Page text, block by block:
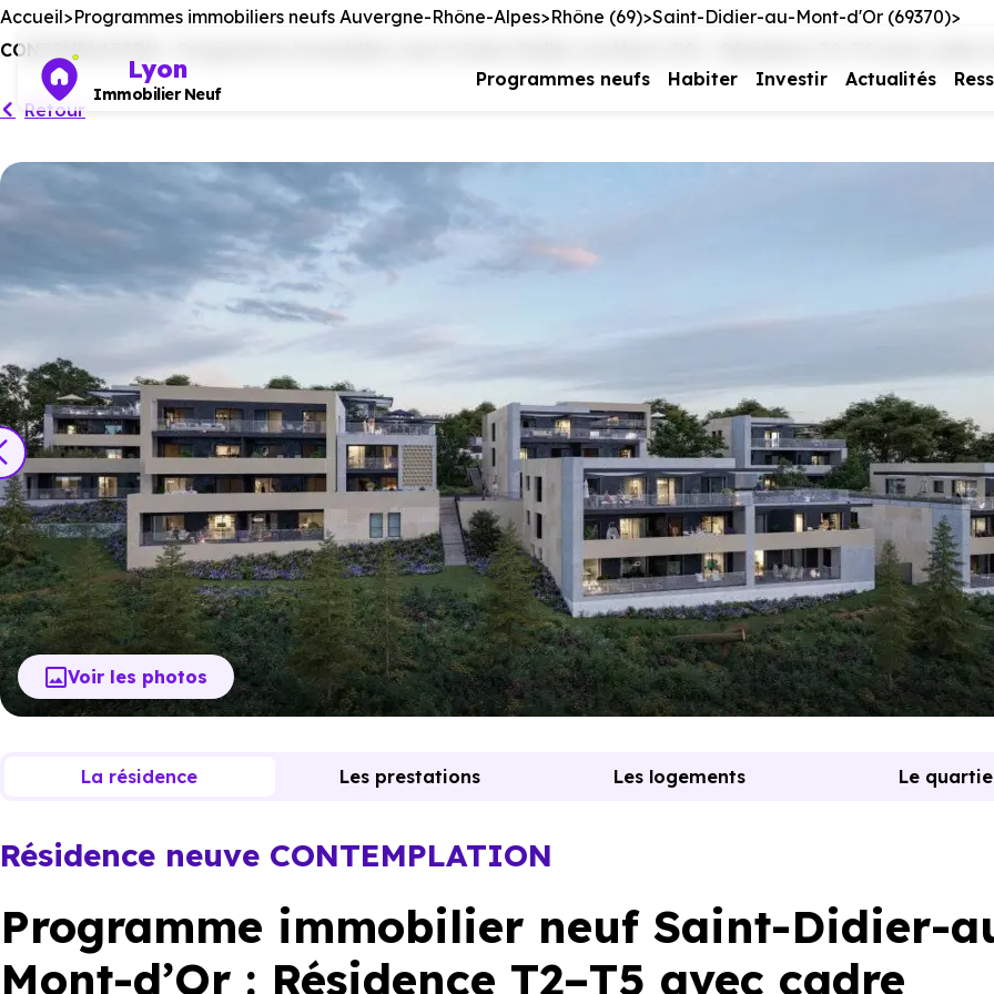
Lyon
Immobilier Neuf
Programmes neufs Habiter Investir Actualités
Accueil Programmes immobiliers neufs Auvergne-Rhône-Alpes Rhône (69) Saint-Didier-au-Mont-d'Or (69370)
CONTEMPLATION - Programme immobilier neuf à Saint-Didier-au-Mont-d’Or : Résidence T2–T5 avec
Retour
Voir les photos
Résidence neuve CONTEMPLATION
Programme immobilier neuf Saint-Didier-
Mont-d’Or : Résidence T2–T5 avec cadre
La résidence Les prestations Les logements Le